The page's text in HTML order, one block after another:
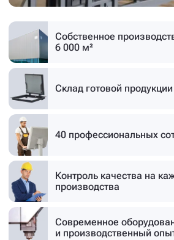
Собственное
6 000 м²
Склад готовой продукции
40 профессиональных
Контроль качества на
производства
Современное
и производственный